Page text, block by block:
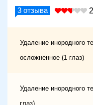
3 отзыва
Удаление инородного
осложненное (1 глаз)
Удаление инородного
глаз)